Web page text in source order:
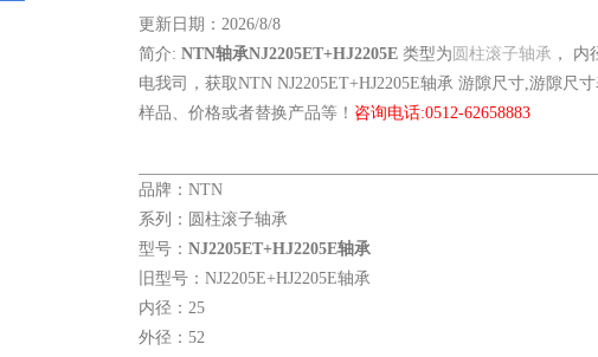
更新日期：2026/8/8
简介: NTN轴承NJ2205ET+HJ2205E 类型为 圆柱滚子轴承 ，
电我司，获取NTN NJ2205ET+HJ2205E轴承 游隙尺寸,游隙尺
样品、价格或者替换产品等！ 咨询电话:0512-62658883
品牌：NTN
系列：圆柱滚子轴承
型号： NJ2205ET+HJ2205E轴承
旧型号：NJ2205E+HJ2205E轴承
内径：25
外径：52